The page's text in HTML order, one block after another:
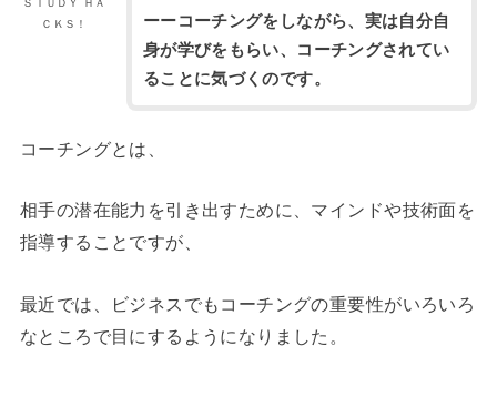
ＳＴＵＤＹ ＨＡ
ＣＫＳ！
ーーコーチングをしながら、実は自分自
身が学びをもらい、コーチングされてい
ることに気づくのです。
コーチングとは、
相手の潜在能力を引き出すために、マインドや技術面を
指導することですが、
最近では、ビジネスでもコーチングの重要性がいろいろ
なところで目にするようになりました。